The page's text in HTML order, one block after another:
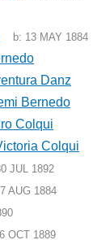
b: 13 MAY 1884
Danz
Bernedo
Colqui
Colqui
JUL 1892
7 AUG 1884
6 OCT 1889